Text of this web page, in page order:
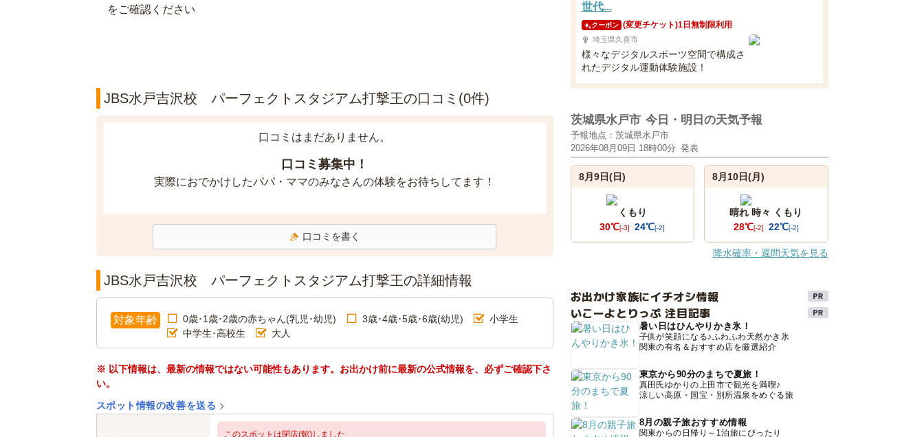
をご確認ください
JBS水戸吉沢校 パーフェクトスタジアム打撃王の口コミ(0件)
口コミはまだありません。
口コミ募集中！
実際におでかけしたパパ・ママのみなさんの体験をお待ちしてます！
口コミを書く
JBS水戸吉沢校 パーフェクトスタジアム打撃王の詳細情報
対象年齢 0歳･1歳･2歳の赤ちゃん(乳児･幼児) 3歳･4歳･5歳･6歳(幼児)
小学生
中学生･高校生
大人
※ 以下情報は、最新の情報ではない可能性もあります。お出かけ前に最新の公式情報を、必ずご確認下さ
い。
スポット情報の改善を送る
このスポットは閉店(館)しました
世代...
クーポン (変更チケット)1日無制限利用
埼玉県久喜市
様々なデジタルスポーツ空間で構成さ
れたデジタル運動体験施設！
茨城県水戸市 今日・明日の天気予報
予報地点：茨城県水戸市
2026年08月09日 18時00分 発表
8月9日(日)
くもり
30℃[-3] 24℃[-2]
8月10日(月)
晴れ 時々 くもり
28℃[-2] 22℃[-2]
降水確率・週間天気を見る
お出かけ家族にイチオシ情報
いこーよとりっぷ 注目記事
暑い日はひんやりかき氷！
子供が笑顔になる♪ふわふわ天然かき氷
関東の有名＆おすすめ店を厳選紹介
東京から90分のまちで夏旅！
真田氏ゆかりの上田市で観光を満喫♪
涼しい高原・国宝・別所温泉をめぐる旅
8月の親子旅おすすめ情報
関東からの日帰り～1泊旅にぴったり